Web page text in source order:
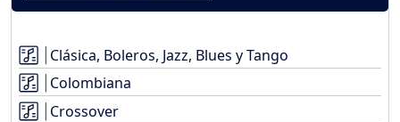
Clásica, Boleros, Jazz, Blues y Tango
Colombiana
Crossover